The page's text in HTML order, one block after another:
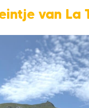
van La